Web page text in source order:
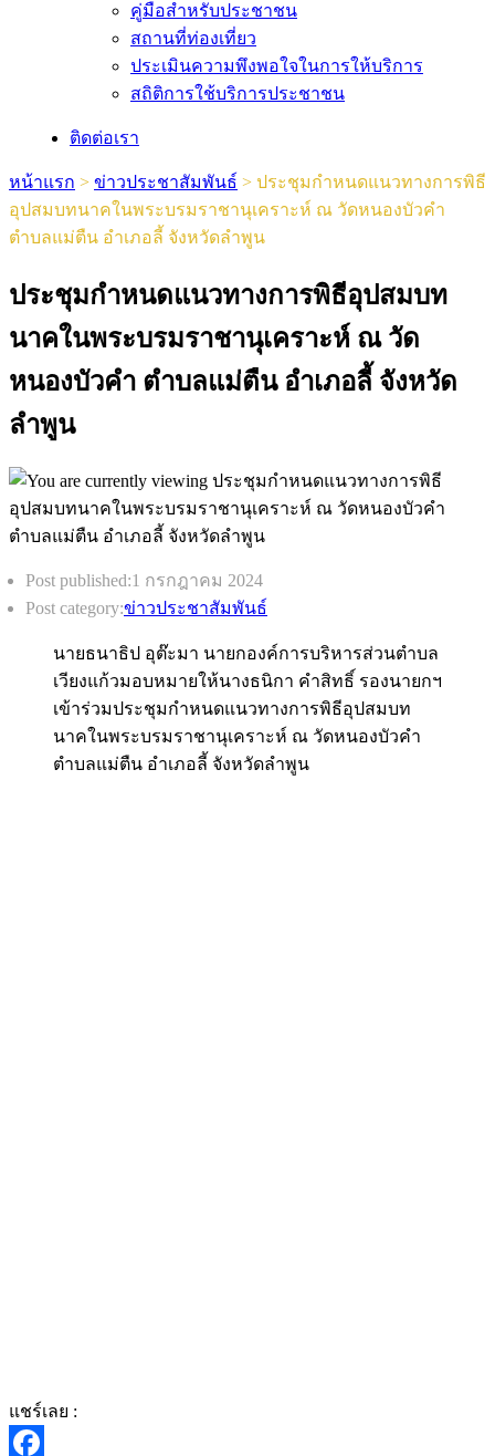
คู่มือสำหรับประชาชน
สถานที่ท่องเที่ยว
ประเมินความพึงพอใจในการให้บริการ
สถิติการใช้บริการประชาชน
ติดต่อเรา
หน้าแรก > ข่าวประชาสัมพันธ์ > ประชุมกำหนดแนวทางการพิธี
อุปสมบทนาคในพระบรมราชานุเคราะห์ ณ วัดหนองบัวคำ
ตำบลแม่ตืน อำเภอลี้ จังหวัดลำพูน
ประชุมกำหนดแนวทางการพิธีอุปสมบท
นาคในพระบรมราชานุเคราะห์ ณ วัด
หนองบัวคำ ตำบลแม่ตืน อำเภอลี้ จังหวัด
ลำพูน
Post published:1 กรกฎาคม 2024
Post category:ข่าวประชาสัมพันธ์
นายธนาธิป อุต๊ะมา นายกองค์การบริหารส่วนตำบล
เวียงแก้วมอบหมายให้นางธนิกา คำสิทธิ์ รองนายกฯ
เข้าร่วมประชุมกำหนดแนวทางการพิธีอุปสมบท
นาคในพระบรมราชานุเคราะห์ ณ วัดหนองบัวคำ
ตำบลแม่ตืน อำเภอลี้ จังหวัดลำพูน
แชร์เลย :